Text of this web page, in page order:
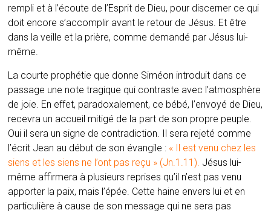
rempli et à l’écoute de l’Esprit de Dieu, pour discerner ce qui
doit encore s’accomplir avant le retour de Jésus. Et être
dans la veille et la prière, comme demandé par Jésus lui-
même.
La courte prophétie que donne Siméon introduit dans ce
passage une note tragique qui contraste avec l’atmosphère
de joie. En effet, paradoxalement, ce bébé, l’envoyé de Dieu,
recevra un accueil mitigé de la part de son propre peuple.
Oui il sera un signe de contradiction. Il sera rejeté comme
l’écrit Jean au début de son évangile : « Il est venu chez les
siens et les siens ne l’ont pas reçu » (Jn.1.11). Jésus lui-
même affirmera à plusieurs reprises qu’il n’est pas venu
apporter la paix, mais l’épée. Cette haine envers lui et en
particulière à cause de son message qui ne sera pas